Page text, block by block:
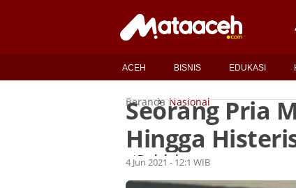
ACEH BISNIS EDUKASI
Beranda Nasional
Seorang Pria
Hingga
OlehRedaksi
4 Jun 2021 - 12:1 WIB